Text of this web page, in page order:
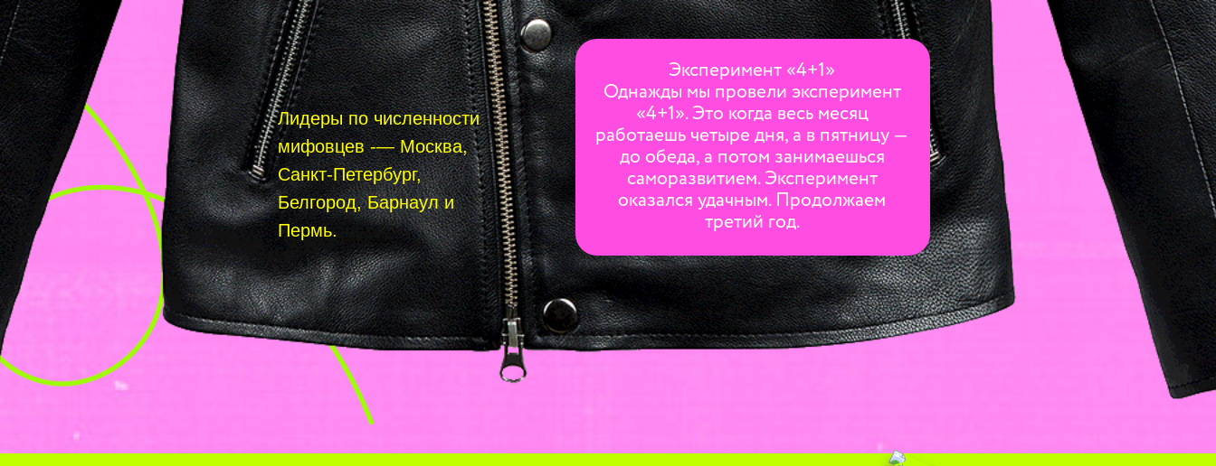
Эксперимент «4+1»
Однажды мы провели эксперимент
«4+1». Это когда весь месяц
работаешь четыре дня, а в пятницу —
до обеда, а потом занимаешься
саморазвитием. Эксперимент
оказался удачным. Продолжаем
третий год.
Лидеры по численности
мифовцев -— Москва,
Санкт-Петербург,
Белгород, Барнаул и
Пермь.